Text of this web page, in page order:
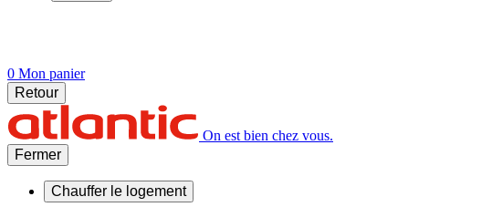
0 Mon panier
Retour
On est bien chez vous.
Fermer
Chauffer le logement